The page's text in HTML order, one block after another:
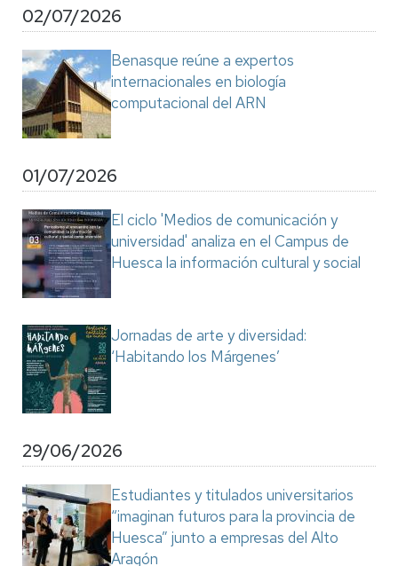
02/07/2026
Benasque reúne a expertos
internacionales en biología
computacional del ARN
01/07/2026
El ciclo 'Medios de comunicación y
universidad' analiza en el Campus de
Huesca la información cultural y social
Jornadas de arte y diversidad:
‘Habitando los Márgenes’
29/06/2026
Estudiantes y titulados universitarios
“imaginan futuros para la provincia de
Huesca” junto a empresas del Alto
Aragón